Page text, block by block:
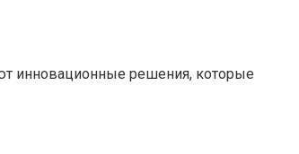
инновационные решения, которые